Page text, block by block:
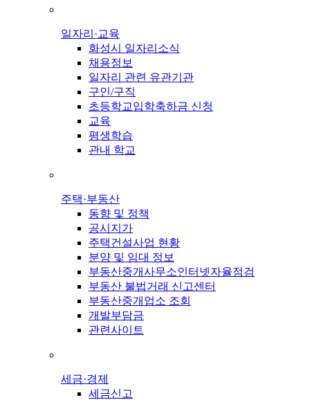
일자리·교육
화성시 일자리소식
채용정보
일자리 관련 유관기관
구인/구직
초등학교입학축하금 신청
교육
평생학습
관내 학교
주택·부동산
동향 및 정책
공시지가
주택건설사업 현황
분양 및 임대 정보
부동산중개사무소인터넷자율점검
부동산 불법거래 신고센터
부동산중개업소 조회
개발부담금
관련사이트
세금·경제
세금신고